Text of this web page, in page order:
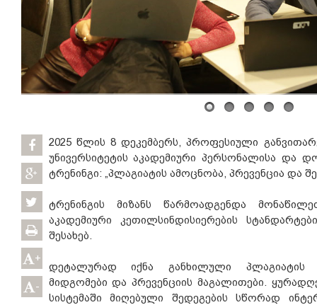
+
-
2025 წლის 8 დეკემბერს, პროფესიული
უნივერსიტეტის აკადემიური პერსონალისა და
ტრენინგი: „პლაგიატის ამოცნობა, პრევენცია და
ტრენინგის მიზანს წარმოადგენდა
აკადემიური კეთილსინდისიერების
შესახებ.
დეტალურად იქნა განხილული პლაგიატის
მიდგომები და პრევენციის მაგალითები.
სისტემაში მიღებული შედეგების სწორად